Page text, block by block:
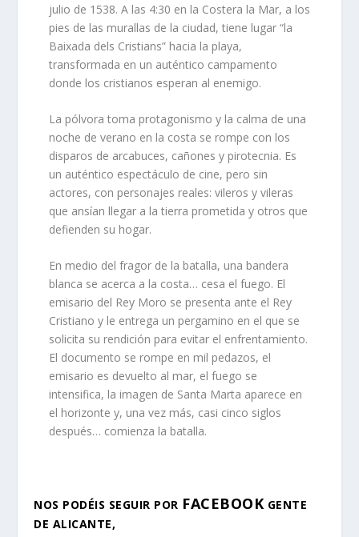
julio de 1538. A las 4:30 en la Costera la Mar, a los
pies de las murallas de la ciudad, tiene lugar “la
Baixada dels Cristians” hacia la playa,
transformada en un auténtico campamento
donde los cristianos esperan al enemigo.
La pólvora toma protagonismo y la calma de una
noche de verano en la costa se rompe con los
disparos de arcabuces, cañones y pirotecnia. Es
un auténtico espectáculo de cine, pero sin
actores, con personajes reales: vileros y vileras
que ansían llegar a la tierra prometida y otros que
defienden su hogar.
En medio del fragor de la batalla, una bandera
blanca se acerca a la costa… cesa el fuego. El
emisario del Rey Moro se presenta ante el Rey
Cristiano y le entrega un pergamino en el que se
solicita su rendición para evitar el enfrentamiento.
El documento se rompe en mil pedazos, el
emisario es devuelto al mar, el fuego se
intensifica, la imagen de Santa Marta aparece en
el horizonte y, una vez más, casi cinco siglos
después… comienza la batalla.
NOS PODÉIS SEGUIR POR FACEBOOK GENTE
DE ALICANTE,